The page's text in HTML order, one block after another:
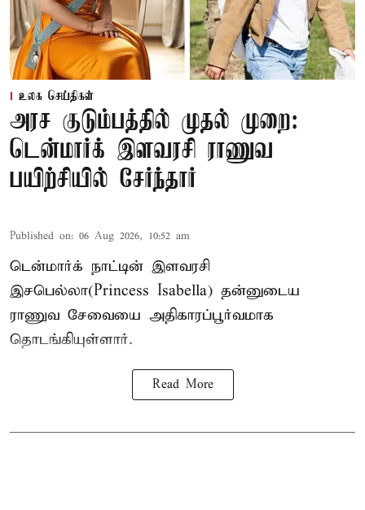
உலக செய்திகள்
அரச குடும்பத்தில் முதல் முறை:
டென்மார்க் இளவரசி ராணுவ
பயிற்சியில் சேர்ந்தார்
Published on: 06 Aug 2026, 10:52 am
டென்மார்க் நாட்டின் இளவரசி
இசபெல்லா(Princess Isabella) தன்னுடைய
ராணுவ சேவையை அதிகாரப்பூர்வமாக
தொடங்கியுள்ளார்.
Read More